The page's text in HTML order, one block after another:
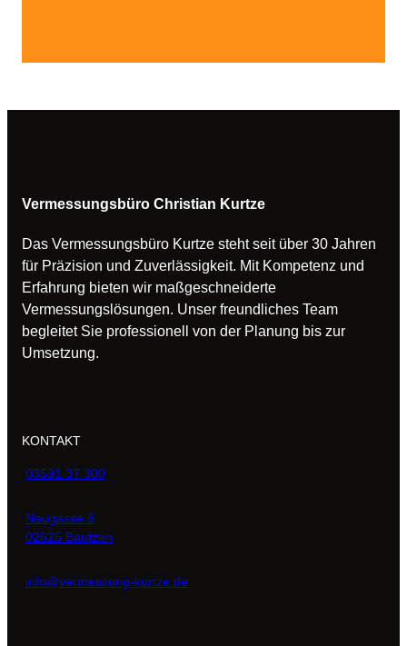
Vermessungsbüro Christian Kurtze
Das Vermessungsbüro Kurtze steht seit über 30 Jahren
für Präzision und Zuverlässigkeit. Mit Kompetenz und
Erfahrung bieten wir maßgeschneiderte
Vermessungslösungen. Unser freundliches Team
begleitet Sie professionell von der Planung bis zur
Umsetzung.
KONTAKT
03591 37 300
Neugasse 8
02625 Bautzen
info@vermessung-kurtze.de